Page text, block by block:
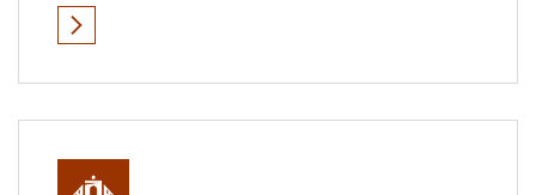
Material divulgativo sobre efectivo